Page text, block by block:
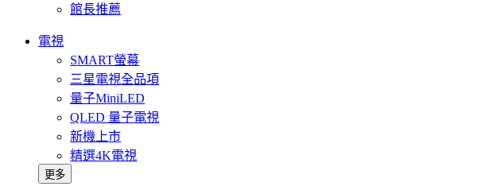
館長推薦
電視
SMART螢幕
三星電視全品項
量子MiniLED
QLED 量子電視
新機上市
精選4K電視
更多